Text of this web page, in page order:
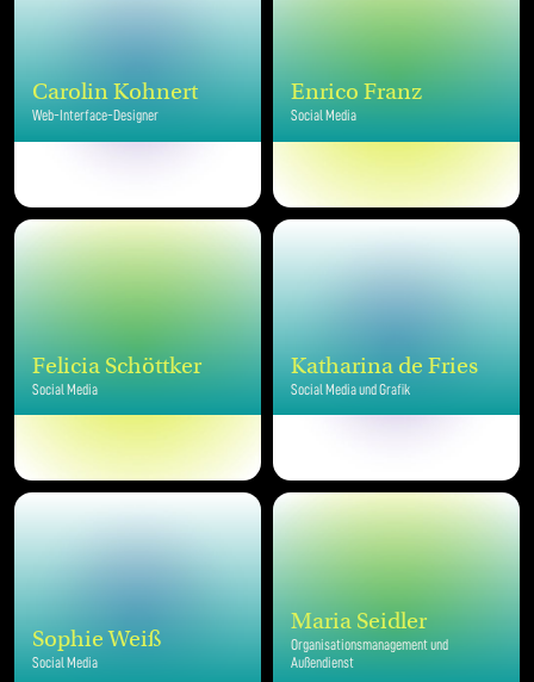
Carolin Kohnert
Web-Interface-Designer
Enrico Franz
Social Media
Felicia Schöttker
Social Media
Katharina de Fries
Social Media und Grafik
Sophie Weiß
Social Media
Maria Seidler
Organisationsmanagement und
Außendienst